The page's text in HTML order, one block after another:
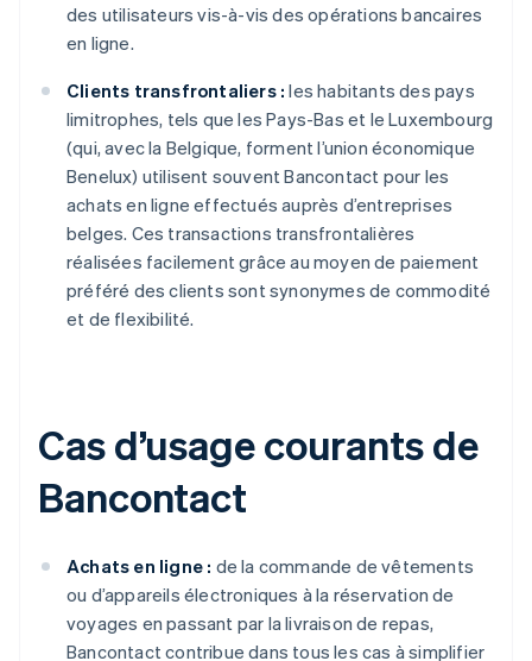
des utilisateurs vis-à-vis des opérations bancaires
en ligne.
Clients transfrontaliers : les habitants des pays
limitrophes, tels que les Pays-Bas et le Luxembourg
(qui, avec la Belgique, forment l’union économique
Benelux) utilisent souvent Bancontact pour les
achats en ligne effectués auprès d’entreprises
belges. Ces transactions transfrontalières
réalisées facilement grâce au moyen de paiement
préféré des clients sont synonymes de commodité
et de flexibilité.
Cas d’usage courants de
Bancontact
Achats en ligne : de la commande de vêtements
ou d’appareils électroniques à la réservation de
voyages en passant par la livraison de repas,
Bancontact contribue dans tous les cas à simplifier